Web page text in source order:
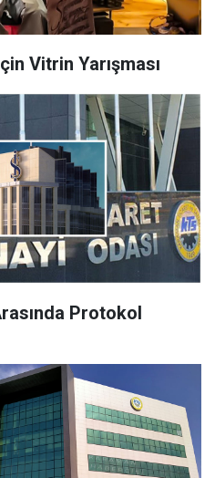
Vitrin Yarışması
Protokol